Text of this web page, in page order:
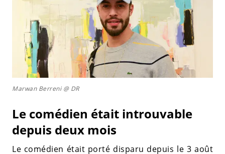
Marwan Berreni @ DR
Le comédien était introuvable
depuis deux mois
Le comédien était porté disparu depuis le 3 août